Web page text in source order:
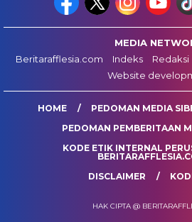
MEDIA
Beritarafflesia.com
Indeks Redaksi
Website
HOME PEDOMAN MEDIA
PEDOMAN PEMBERITAAN
KODE ETIK INTERNAL
DISCLAIMER
HAK CIPTA @